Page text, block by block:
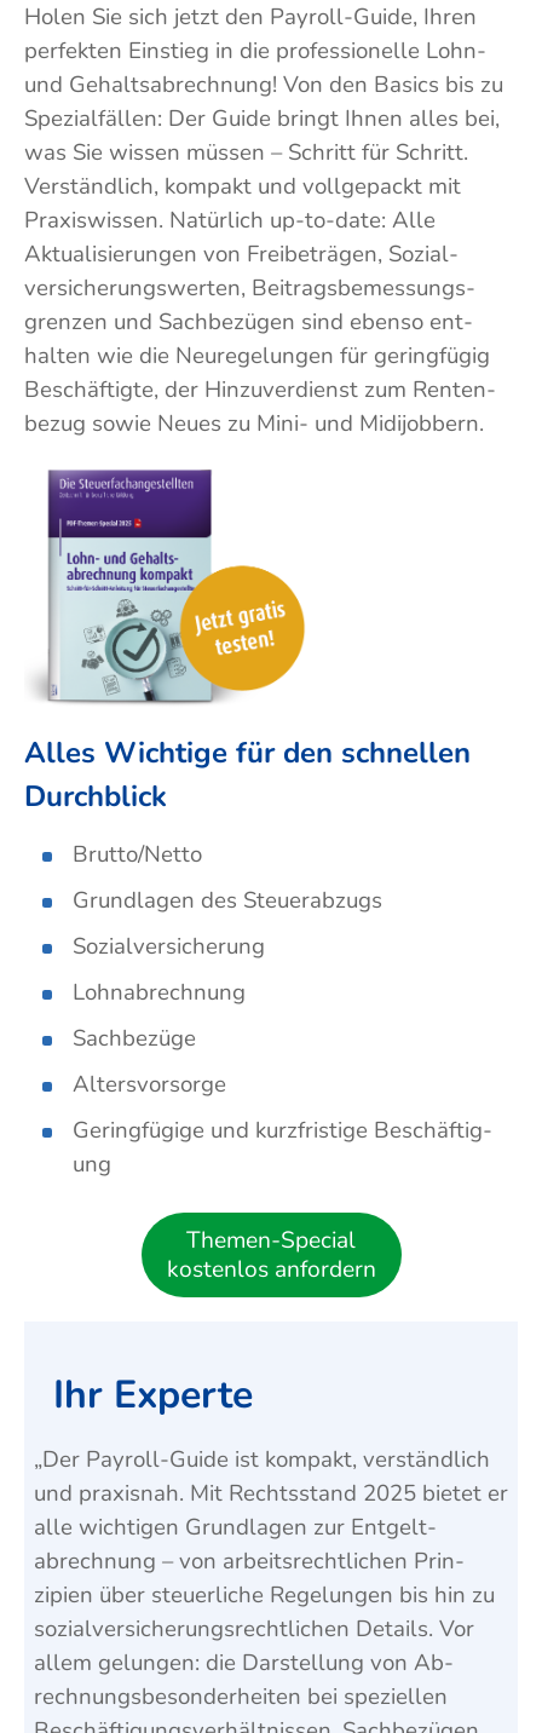
Holen Sie sich jetzt den Payroll-Guide, Ihren
per­fekten Ein­stieg in die pro­fessionelle Lohn-
und Gehalts­abrechnung! Von den Basics bis zu
Spezial­fällen: Der Guide bringt Ihnen alles bei,
was Sie wissen müssen – Schritt für Schritt.
Verständlich, kompakt und voll­gepackt mit
Praxis­wissen. Natürlich up-to-date: Alle
Aktualisier­ungen von Fre­ibeträgen, Sozial­
versicher­ungs­werten, Beitrags­bemessungs­
grenzen und Sach­bezügen sind ebenso ent­
halten wie die Neu­regelungen für gering­fügig
Beschäftigte, der Hin­zu­verdienst zum Renten­
bezug sowie Neues zu Mini- und Midi­jobbern.
Alles Wichtige für den schnellen
Durchblick
Brutto/Netto
Grundlagen des Steuer­abzugs
Sozialversicherung
Lohnabrechnung
Sachbezüge
Altersvorsorge
Gering­fügige und kurz­frist­ige Beschäftig­
ung
Themen-Special
kostenlos anfordern
Ihr Experte
„Der Payroll-Guide ist kompakt, ver­ständ­lich
und praxis­nah. Mit Rechts­stand 2025 bietet er
alle wichtigen Grund­lagen zur Ent­gelt­
abrechnung – von arbeits­recht­lichen Prin­
zipien über steuerl­iche Regel­ungen bis hin zu
sozial­versicher­ungs­recht­lichen Details. Vor
allem ge­lungen: die Dar­stellung von Ab­
rechnungs­besonder­heiten bei speziellen